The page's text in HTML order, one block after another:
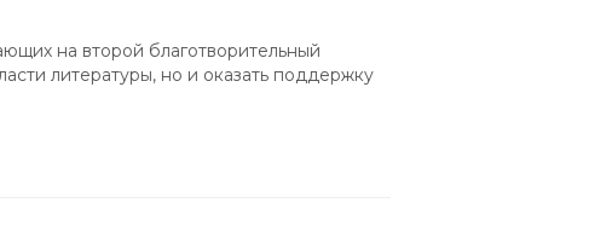
на второй благотворительный
литературы, но и оказать поддержку